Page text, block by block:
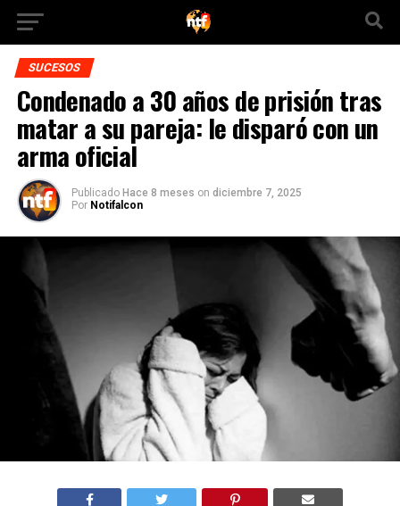
SUCESOS
Condenado a 30 años de prisión tras
matar a su pareja: le disparó con un
arma oficial
Publicado Hace 8 meses on diciembre 7, 2025
Por Notifalcon